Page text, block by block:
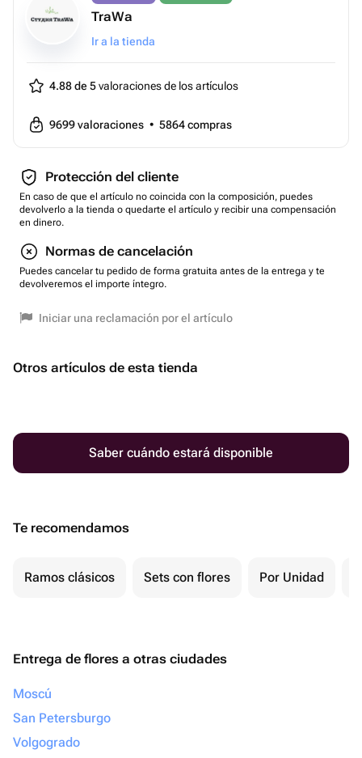
TraWa
Ir a la tienda
4.88 de 5valoraciones de los artículos
9699valoraciones • 5864compras
Protección del cliente
En caso de que el artículo no coincida con la composición, puedes
devolverlo a la tienda o quedarte el artículo y recibir una compensación
en dinero.
Normas de cancelación
Puedes cancelar tu pedido de forma gratuita antes de la entrega y te
devolveremos el importe íntegro.
Iniciar una reclamación por el artículo
Otros artículos de esta tienda
Saber cuándo estará disponible
Te recomendamos
Ramos clásicos Sets con flores Por Unidad
Entrega de flores a otras ciudades
Moscú
San Petersburgo
Volgogrado